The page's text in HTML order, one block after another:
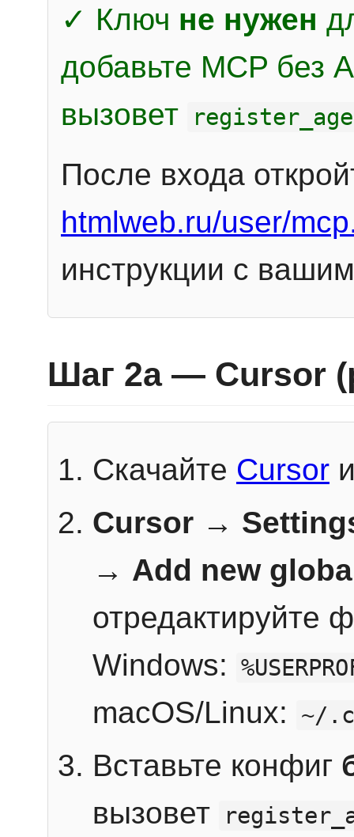
✓ Ключ не нужен
добавьте MCP без
вызовет
После входа
htmlweb.ru/user/
инструкции с
Шаг 2a — Cursor
Скачайте Cursor
Cursor →
→ Add new
отредактируйте
Windows:
macOS/Linux: ~/
Вставьте конфиг
вызовет